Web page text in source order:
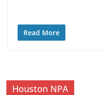
Read More
Houston NPA